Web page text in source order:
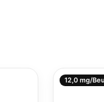
12,0 mg/